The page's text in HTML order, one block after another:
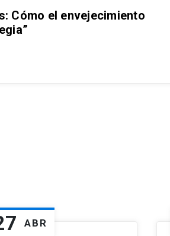
Cómo el envejecimiento
ABR